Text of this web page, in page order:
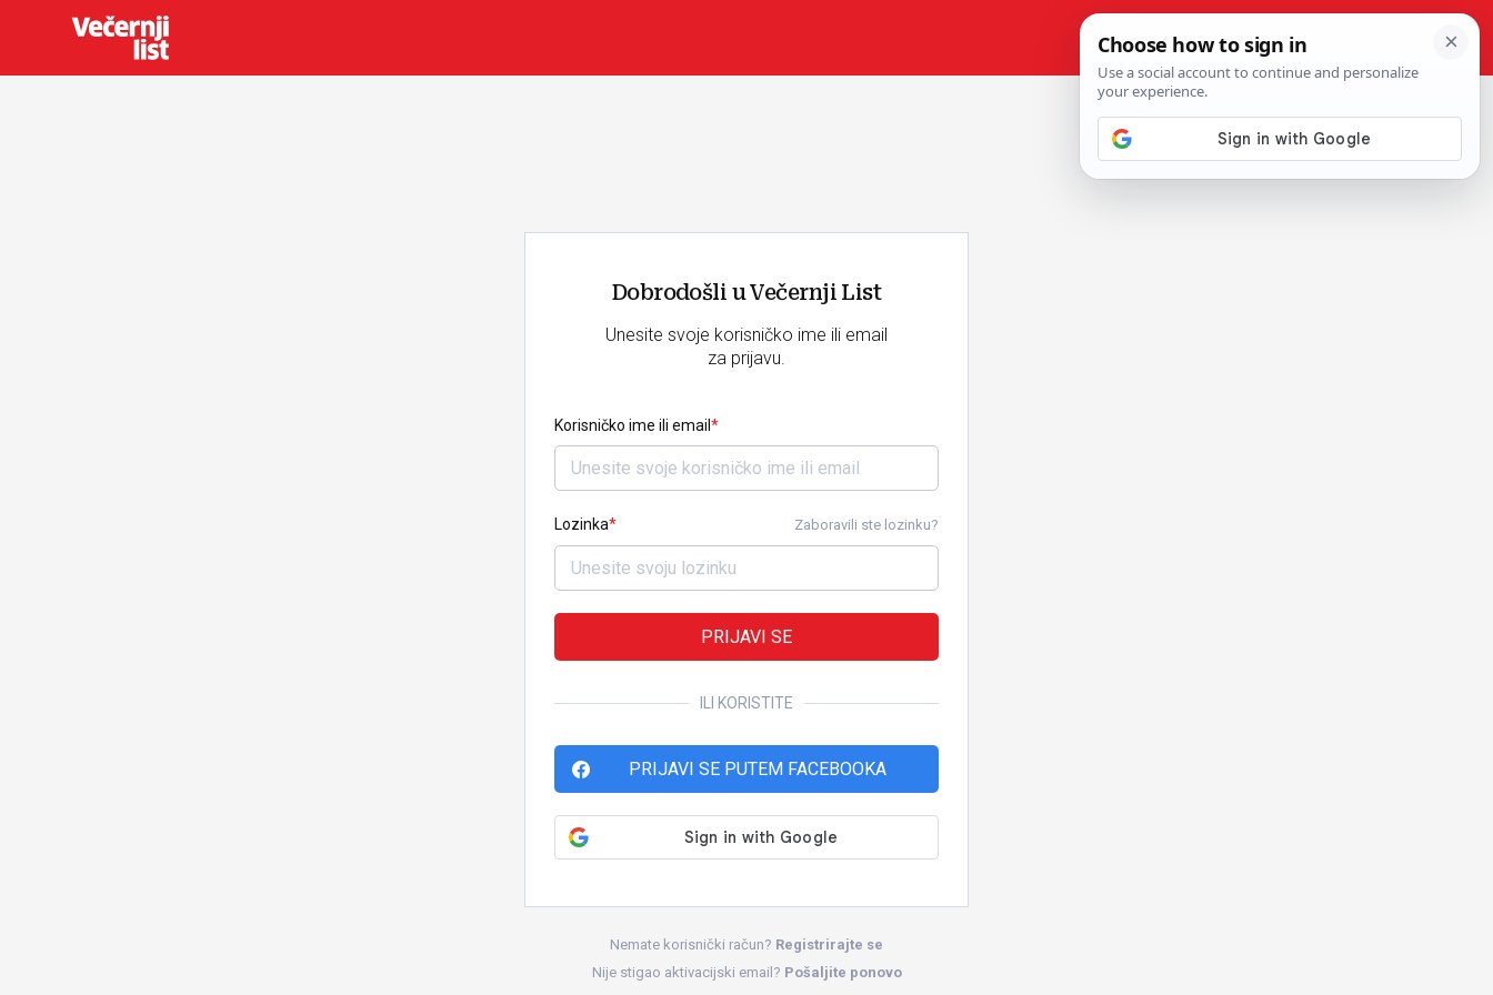
Dobrodošli u Večernji List
Unesite svoje korisničko ime ili email
za prijavu.
Korisničko ime ili email
Lozinka Zaboravili ste lozinku?
PRIJAVI SE
ILI KORISTITE
PRIJAVI SE PUTEM FACEBOOKA
Nemate korisnički račun? Registrirajte se
Nije stigao aktivacijski email? Pošaljite ponovo